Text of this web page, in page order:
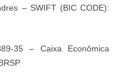
– SWIFT (BIC CODE):
35 – Caixa Econômica